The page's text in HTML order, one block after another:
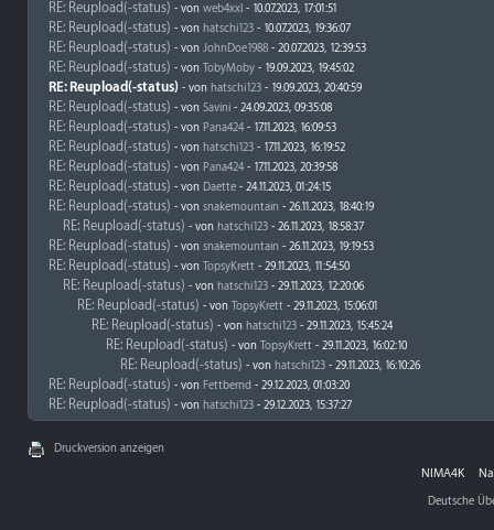
RE: Reupload(-status) - von web4xxl - 10.07.2023, 17:01:51
RE: Reupload(-status) - von hatschi123 - 10.07.2023, 19:36:07
RE: Reupload(-status) - von JohnDoe1988 - 20.07.2023, 12:39:53
RE: Reupload(-status) - von TobyMoby - 19.09.2023, 19:45:02
RE: Reupload(-status) - von hatschi123 - 19.09.2023, 20:40:59
RE: Reupload(-status) - von Savini - 24.09.2023, 09:35:08
RE: Reupload(-status) - von Pana424 - 17.11.2023, 16:09:53
RE: Reupload(-status) - von hatschi123 - 17.11.2023, 16:19:52
RE: Reupload(-status) - von Pana424 - 17.11.2023, 20:39:58
RE: Reupload(-status) - von Daette - 24.11.2023, 01:24:15
RE: Reupload(-status) - von snakemountain - 26.11.2023, 18:40:19
RE: Reupload(-status) - von hatschi123 - 26.11.2023, 18:58:37
RE: Reupload(-status) - von snakemountain - 26.11.2023, 19:19:53
RE: Reupload(-status) - von TopsyKrett - 29.11.2023, 11:54:50
RE: Reupload(-status) - von hatschi123 - 29.11.2023, 12:20:06
RE: Reupload(-status) - von TopsyKrett - 29.11.2023, 15:06:01
RE: Reupload(-status) - von hatschi123 - 29.11.2023, 15:45:24
RE: Reupload(-status) - von TopsyKrett - 29.11.2023, 16:02:10
RE: Reupload(-status) - von hatschi123 - 29.11.2023, 16:10:26
RE: Reupload(-status) - von Fettbernd - 29.12.2023, 01:03:20
RE: Reupload(-status) - von hatschi123 - 29.12.2023, 15:37:27
Druckversion anzeigen
NIMA4K
Deutsche